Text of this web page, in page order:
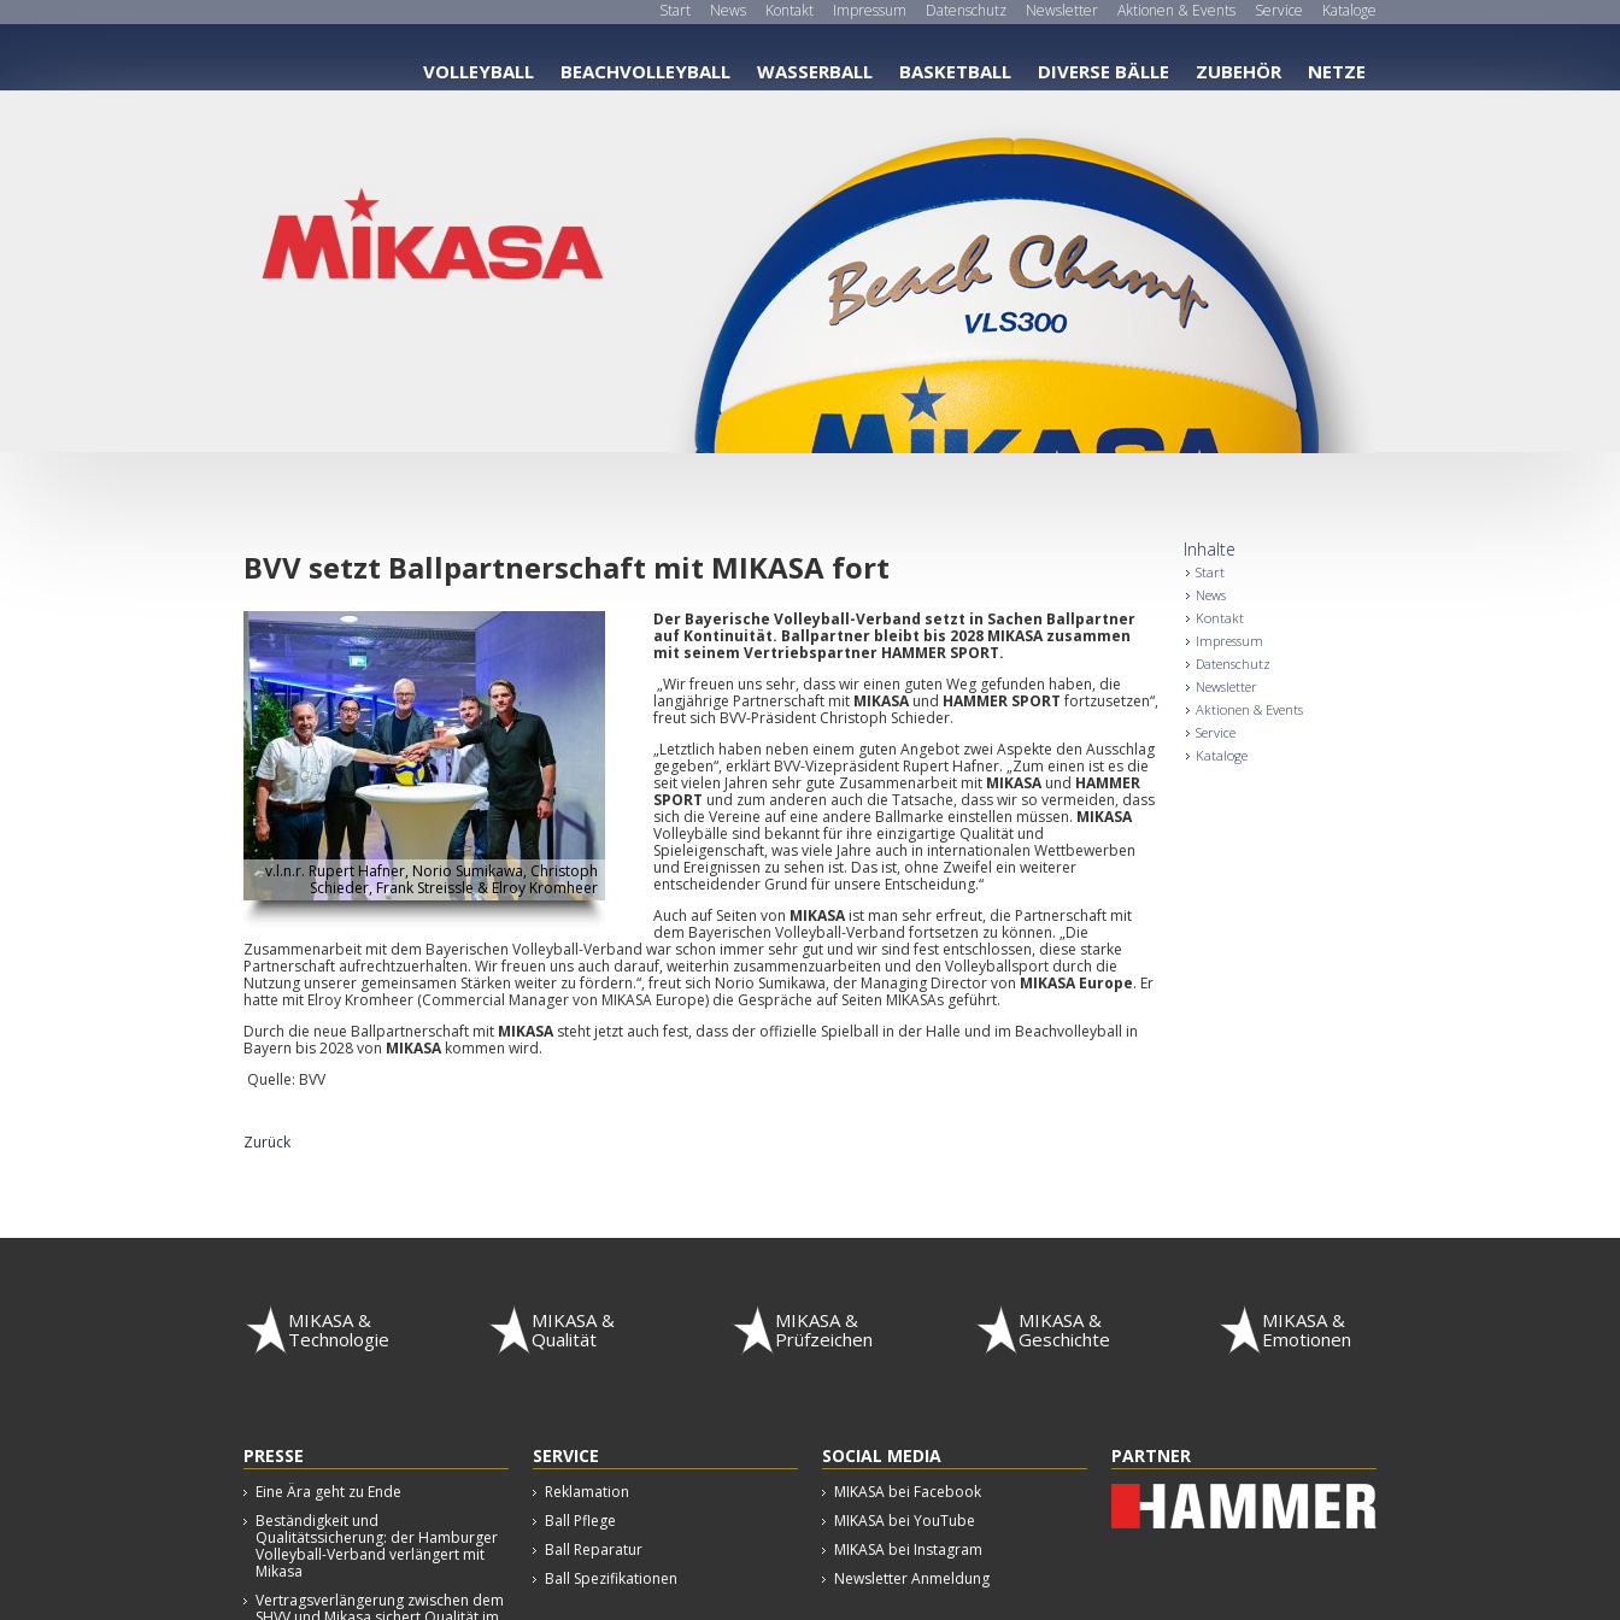
Start News Kontakt Impressum Datenschutz Newsletter Aktionen & Events Service Kataloge
VOLLEYBALL BEACHVOLLEYBALL WASSERBALL BASKETBALL DIVERSE BÄLLE ZUBEHÖR NETZE
BVV setzt Ballpartnerschaft mit MIKASA fort
v.l.n.r. Rupert Hafner, Norio Sumikawa, Christoph
Schieder, Frank Streissle & Elroy Kromheer
Der Bayerische Volleyball-Verband setzt in Sachen Ballpartner
auf Kontinuität. Ballpartner bleibt bis 2028 MIKASA zusammen
mit seinem Vertriebspartner HAMMER SPORT.
„Wir freuen uns sehr, dass wir einen guten Weg gefunden haben, die
langjährige Partnerschaft mit MIKASAund HAMMER SPORTfortzusetzen“,
freut sich BVV-Präsident Christoph Schieder.
„Letztlich haben neben einem guten Angebot zwei Aspekte den Ausschlag
gegeben“, erklärt BVV-Vizepräsident Rupert Hafner. „Zum einen ist es die
seit vielen Jahren sehr gute Zusammenarbeit mit MIKASAund HAMMER
SPORT und zum anderen auch die Tatsache, dass wir so vermeiden, dass
sich die Vereine auf eine andere Ballmarke einstellen müssen. MIKASA
Volleybälle sind bekannt für ihre einzigartige Qualität und
Spieleigenschaft, was viele Jahre auch in internationalen Wettbewerben
und Ereignissen zu sehen ist. Das ist, ohne Zweifel ein weiterer
entscheidender Grund für unsere Entscheidung.“
Auch auf Seiten von MIKASAist man sehr erfreut, die Partnerschaft mit
dem Bayerischen Volleyball-Verband fortsetzen zu können. „Die
Zusammenarbeit mit dem Bayerischen Volleyball-Verband war schon immer sehr gut und wir sind fest entschlossen, diese starke
Partnerschaft aufrechtzuerhalten. Wir freuen uns auch darauf, weiterhin zusammenzuarbeiten und den Volleyballsport durch die
Nutzung unserer gemeinsamen Stärken weiter zu fördern.“, freut sich Norio Sumikawa, der Managing Director von MIKASA Europe. Er
hatte mit Elroy Kromheer (Commercial Manager von MIKASA Europe) die Gespräche auf Seiten MIKASAs geführt.
Durch die neue Ballpartnerschaft mit MIKASAsteht jetzt auch fest, dass der offizielle Spielball in der Halle und im Beachvolleyball in
Bayern bis 2028 von MIKASAkommen wird.
Quelle: BVV
Zurück
Inhalte
Start
News
Kontakt
Impressum
Datenschutz
Newsletter
Aktionen & Events
Service
Kataloge
MIKASA &
Technologie
MIKASA &
Qualität
MIKASA &
Prüfzeichen
MIKASA &
Geschichte
MIKASA &
Emotionen
PRESSE
Eine Ära geht zu Ende
Beständigkeit und
Qualitätssicherung: der Hamburger
Volleyball-Verband verlängert mit
Mikasa
Vertragsverlängerung zwischen dem
SERVICE
Reklamation
Ball Pflege
Ball Reparatur
Ball Spezifikationen
SOCIAL MEDIA
MIKASA bei Facebook
MIKASA bei YouTube
MIKASA bei Instagram
Newsletter Anmeldung
PARTNER